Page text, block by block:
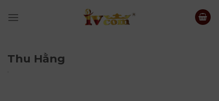
Thu Hằng